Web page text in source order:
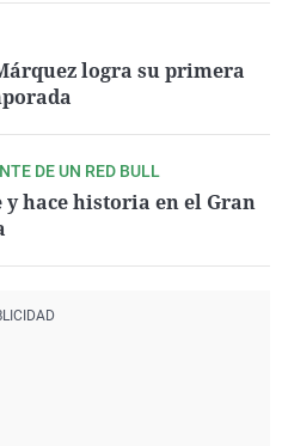
logra su primera
DE UN RED BULL
y hace historia en el Gran